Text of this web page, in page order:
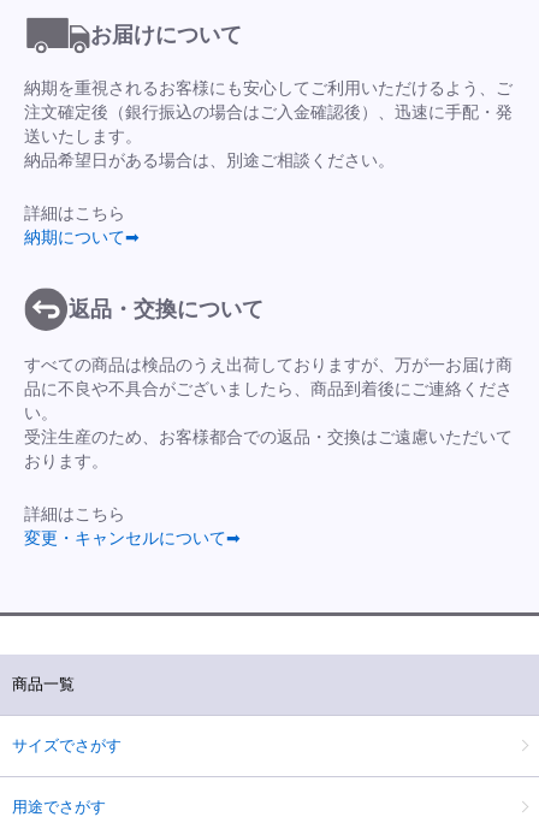
お届けについて
納期を重視されるお客様にも安心してご利用いただけるよう、ご
注文確定後（銀行振込の場合はご入金確認後）、迅速に手配・発
送いたします。
納品希望日がある場合は、別途ご相談ください。
詳細はこちら
納期について➡
返品・交換について
すべての商品は検品のうえ出荷しておりますが、万が一お届け商
品に不良や不具合がございましたら、商品到着後にご連絡くださ
い。
受注生産のため、お客様都合での返品・交換はご遠慮いただいて
おります。
詳細はこちら
変更・キャンセルについて➡
商品一覧
サイズでさがす
用途でさがす